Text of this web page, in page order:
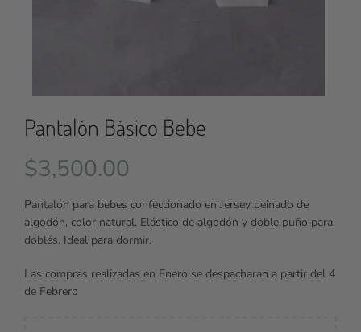
Pantalón Básico Bebe
$3,500.00
Pantalón para bebes confeccionado en Jersey peinado de
algodón, color natural. Elástico de algodón y doble puño para
doblés. Ideal para dormir.
Las compras realizadas en Enero se despacharan a partir del 4
de Febrero